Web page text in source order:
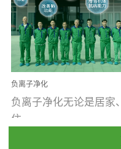
分、通风四个条件影响
温暖潮湿、营养物质多
通风缓慢的空间最易滋
大量霉菌的...
负离子净化
负离子净化无论是居家、
住...